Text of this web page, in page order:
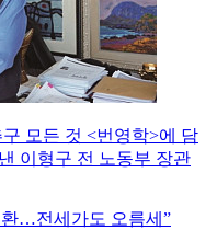
모든 것 <번영학>에 담
이형구 전 노동부 장관
…전세가도 오름세”